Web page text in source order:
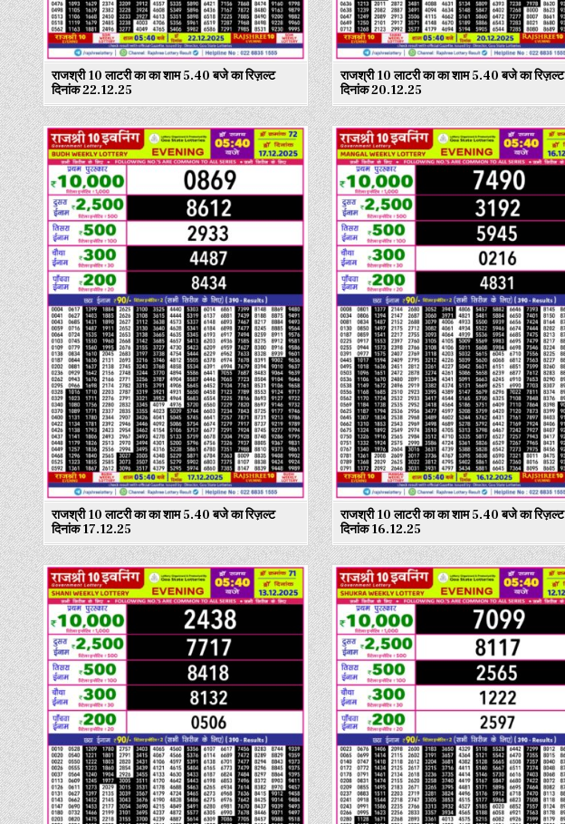
राजश्री 10 लाटरी का का शाम 5.40 बजे का रिज़ल्ट
दिनांक 22.12.25
राजश्री 10 लाटरी का का शाम 5.40 बजे का रिज़ल्ट
दिनांक 20.12.25
राजश्री 10 लाटरी का का शाम 5.40 बजे का रिज़ल्ट
दिनांक 17.12.25
राजश्री 10 लाटरी का का शाम 5.40 बजे का रिज़ल्ट
दिनांक 16.12.25